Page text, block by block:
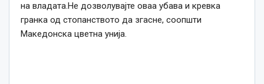
на владата.Не дозволувајте оваа убава и кревка
гранка од стопанството да згасне, соопшти
Македонска цветна унија.